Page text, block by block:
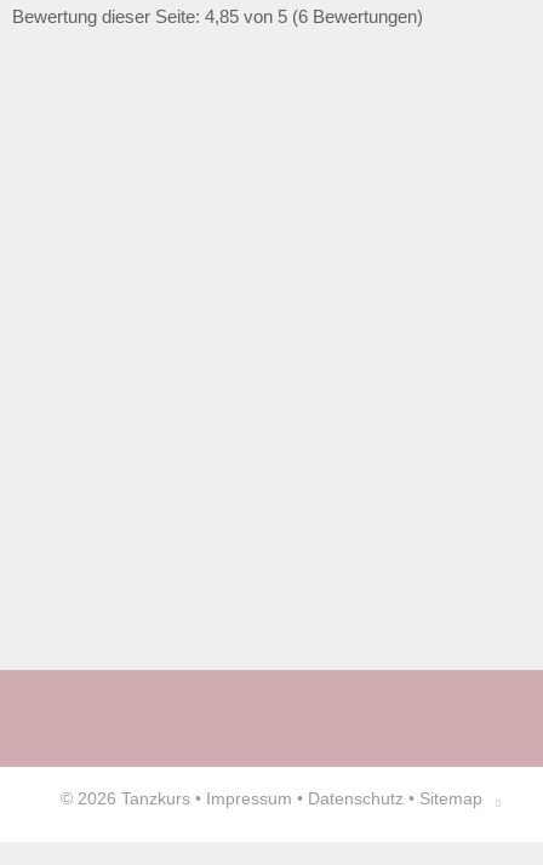
Bewertung dieser Seite: 4,85 von 5 (6 Bewertungen)
© 2026 Tanzkurs • Impressum • Datenschutz • Sitemap